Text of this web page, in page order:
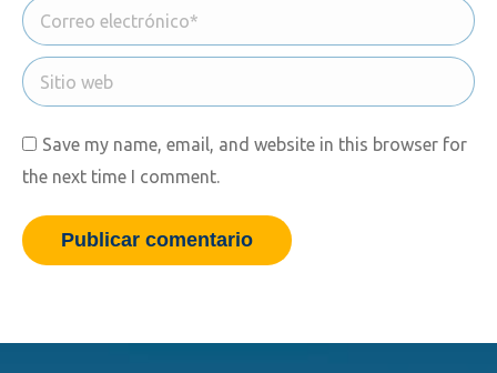
Correo electrónico *
Sitio web
Save my name, email, and website in this browser for
the next time I comment.
Publicar comentario